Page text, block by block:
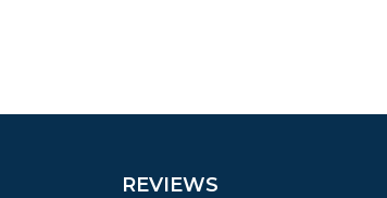
REVIEWS